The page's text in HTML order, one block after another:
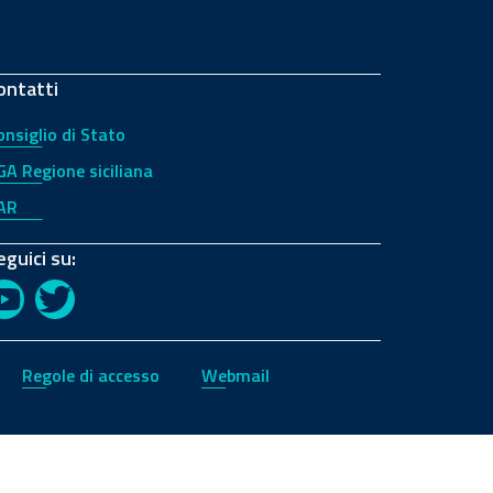
di Stato
Regione siciliana
su:
YouTubeTwitter
Regole di accesso Webmail